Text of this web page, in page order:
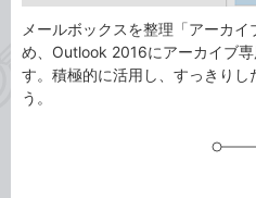
メールボックスを整理「アーカ
め、Outlook 2016にアーカイブ
す。積極的に活用し、すっきりし
う。